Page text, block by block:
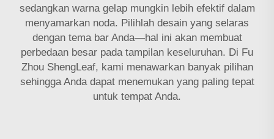
sedangkan warna gelap mungkin lebih efektif dalam
menyamarkan noda. Pilihlah desain yang selaras
dengan tema bar Anda—hal ini akan membuat
perbedaan besar pada tampilan keseluruhan. Di Fu
Zhou ShengLeaf, kami menawarkan banyak pilihan
sehingga Anda dapat menemukan yang paling tepat
untuk tempat Anda.